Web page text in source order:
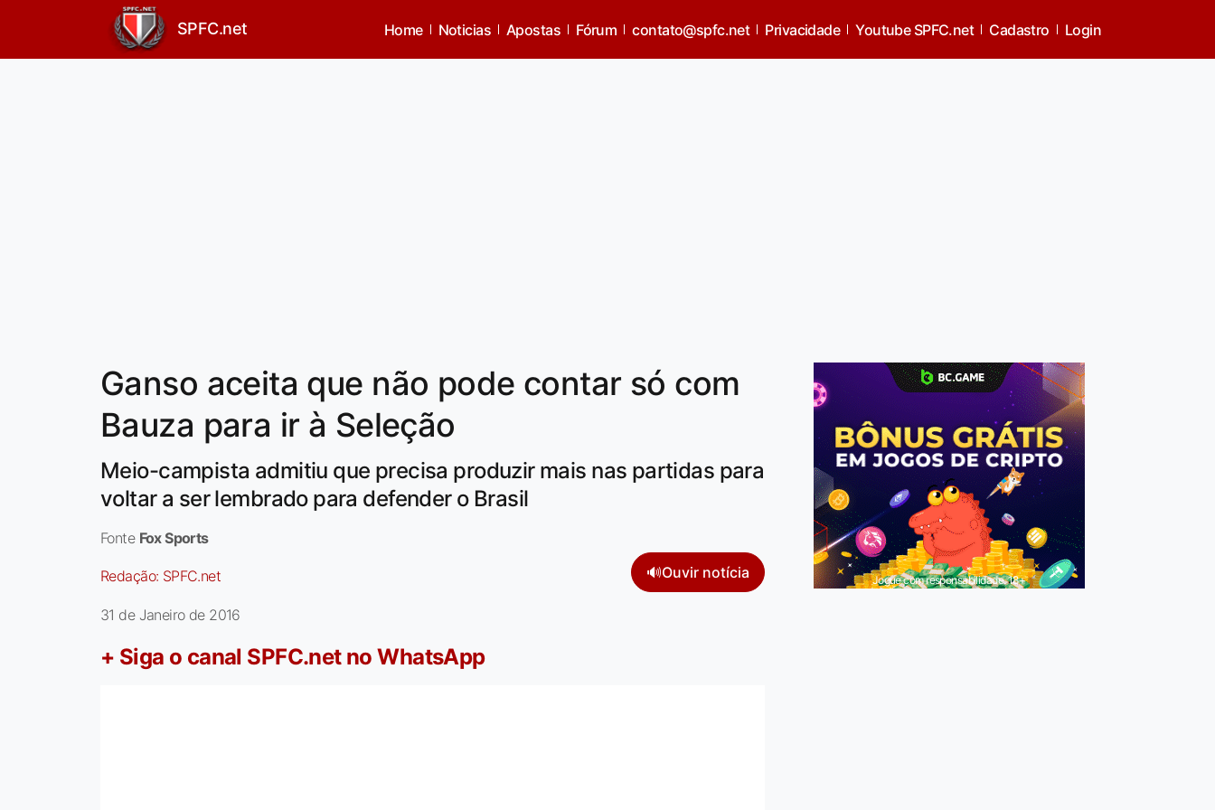
SPFC.net Home Noticias Apostas Fórum contato@spfc.net Privacidade Youtube SPFC.net Cadastro Login
Ganso aceita que não pode contar só com
Bauza para ir à Seleção
Meio-campista admitiu que precisa produzir mais nas partidas para
voltar a ser lembrado para defender o Brasil
Fonte Fox Sports
Redação: SPFC.net 🔊Ouvir notícia
31 de Janeiro de 2016
+ Siga o canal SPFC.net no WhatsApp
Jogue com responsabilidade. 18+